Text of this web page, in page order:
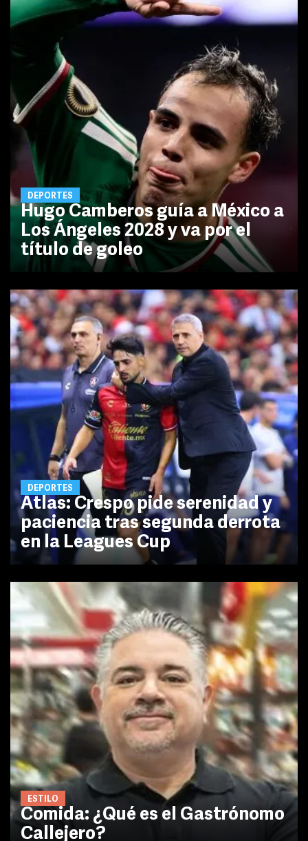
DEPORTES
Hugo Camberos guía a México a
Los Ángeles 2028 y va por el
título de goleo
DEPORTES
Atlas: Crespo pide serenidad y
paciencia tras segunda derrota
en la Leagues Cup
ESTILO
Comida: ¿Qué es el Gastrónomo
Callejero?